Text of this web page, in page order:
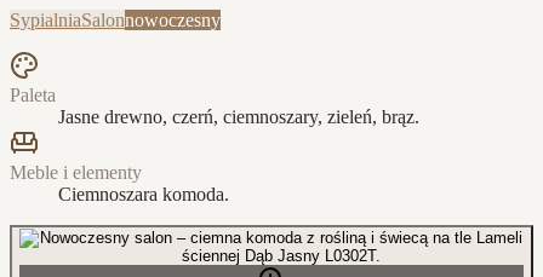
SypialniaSalonnowoczesny
Paleta
Jasne drewno, czerń, ciemnoszary, zieleń, brąz.
Meble i elementy
Ciemnoszara komoda.